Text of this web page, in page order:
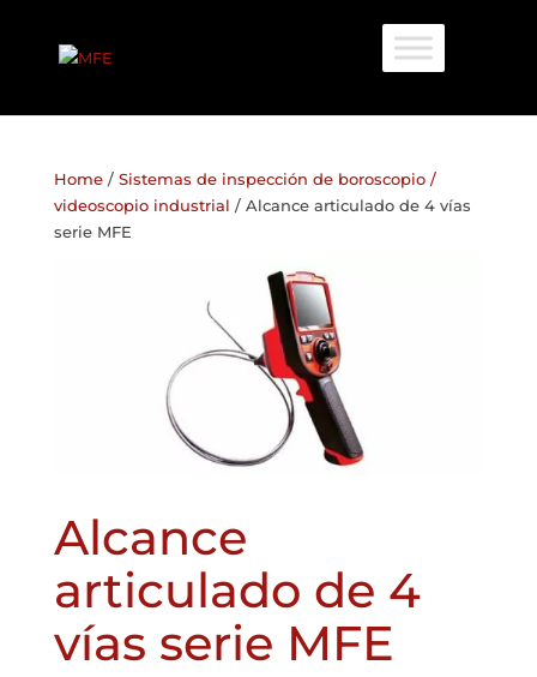
Home/ Sistemas de inspección de boroscopio /
videoscopio industrial / Alcance articulado de 4 vías
serie MFE
Alcance
articulado de 4
vías serie MFE